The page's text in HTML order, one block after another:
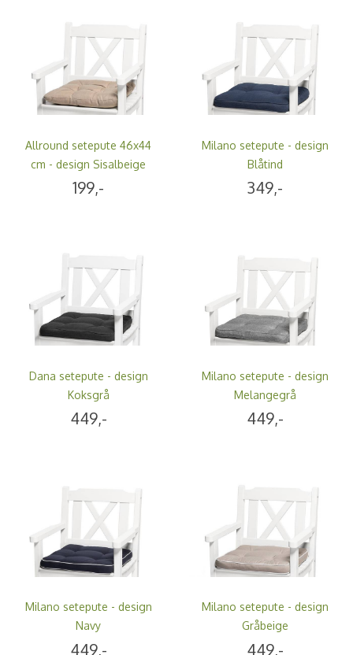
Allround setepute 46x44
cm - design Sisalbeige
199,-
Milano setepute - design
Blåtind
349,-
Dana setepute - design
Koksgrå
449,-
Milano setepute - design
Melangegrå
449,-
Milano setepute - design
Navy
449,-
Milano setepute - design
Gråbeige
449,-